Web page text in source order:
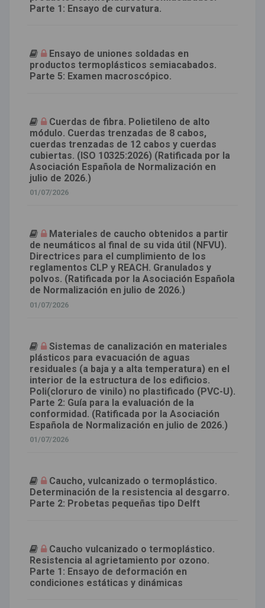
Parte 1: Ensayo de curvatura.
Ensayo de uniones soldadas en
productos termoplásticos semiacabados.
Parte 5: Examen macroscópico.
Cuerdas de fibra. Polietileno de alto
módulo. Cuerdas trenzadas de 8 cabos,
cuerdas trenzadas de 12 cabos y cuerdas
cubiertas. (ISO 10325:2026) (Ratificada por la
Asociación Española de Normalización en
julio de 2026.)
01/07/2026
Materiales de caucho obtenidos a partir
de neumáticos al final de su vida útil (NFVU).
Directrices para el cumplimiento de los
reglamentos CLP y REACH. Granulados y
polvos. (Ratificada por la Asociación Española
de Normalización en julio de 2026.)
01/07/2026
Sistemas de canalización en materiales
plásticos para evacuación de aguas
residuales (a baja y a alta temperatura) en el
interior de la estructura de los edificios.
Poli(cloruro de vinilo) no plastificado (PVC-U).
Parte 2: Guía para la evaluación de la
conformidad. (Ratificada por la Asociación
Española de Normalización en julio de 2026.)
01/07/2026
Caucho, vulcanizado o termoplástico.
Determinación de la resistencia al desgarro.
Parte 2: Probetas pequeñas tipo Delft
Caucho vulcanizado o termoplástico.
Resistencia al agrietamiento por ozono.
Parte 1: Ensayo de deformación en
condiciones estáticas y dinámicas